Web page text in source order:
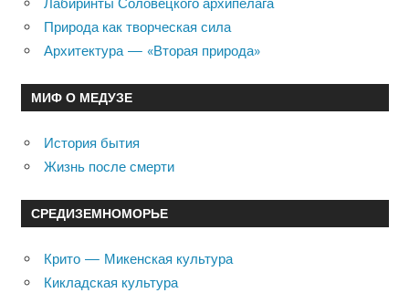
Природа как творческая сила
Архитектура — «Вторая природа»
МИФ О МЕДУЗЕ
История бытия
Жизнь после смерти
СРЕДИЗЕМНОМОРЬЕ
Крито — Микенская культура
Кикладская культура